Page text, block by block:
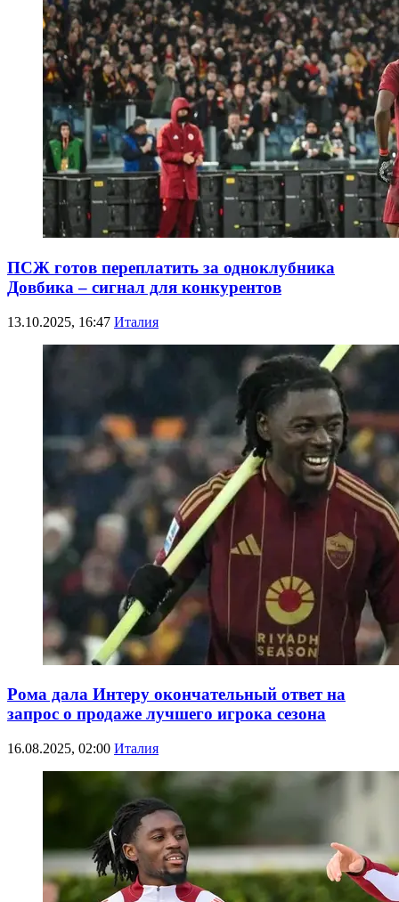
ПСЖ готов переплатить за одноклубника
Довбика – сигнал для конкурентов
13.10.2025, 16:47 Италия
Рома дала Интеру окончательный ответ на
запрос о продаже лучшего игрока сезона
16.08.2025, 02:00 Италия